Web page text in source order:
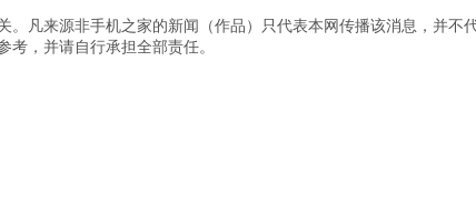
凡来源非手机之家的新闻（作品）只代表本网传播该消息，并
，并请自行承担全部责任。